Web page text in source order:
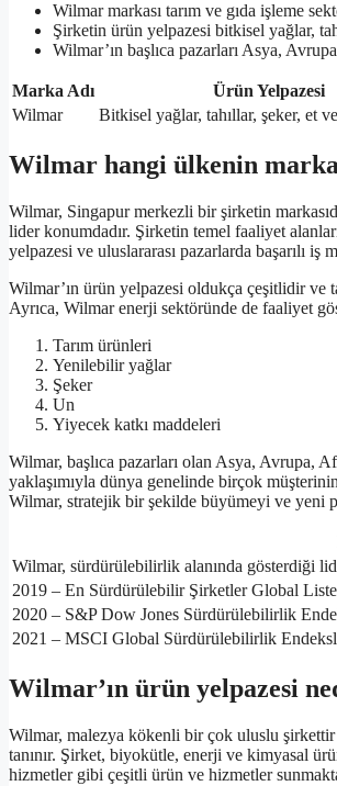
Wilmar markası tarım ve gıda işleme
Şirketin ürün yelpazesi bitkisel yağlar,
Wilmar’ın başlıca pazarları Asya,
Marka Adı Ürün Yelpazesi
Wilmar
Bitkisel yağlar, tahıllar, şeker, et
Wilmar hangi ülkenin
Wilmar, Singapur merkezli bir şirketin
lider konumdadır. Şirketin temel faaliyet
yelpazesi ve uluslararası pazarlarda başarılı iş
Wilmar’ın ürün yelpazesi oldukça çeşitlidir ve
Ayrıca, Wilmar enerji sektöründe de faaliyet
Tarım ürünleri
Yenilebilir yağlar
Şeker
Un
Yiyecek katkı maddeleri
Wilmar, başlıca pazarları olan Asya, Avrupa,
yaklaşımıyla dünya genelinde birçok
Wilmar, stratejik bir şekilde büyümeyi ve yeni
Wilmar, sürdürülebilirlik alanında gösterdiği
2019 – En Sürdürülebilir Şirketler Global
2020 – S&P Dow Jones Sürdürülebilirlik
2021 – MSCI Global Sürdürülebilirlik
Wilmar’ın ürün yelpazesi
Wilmar, malezya kökenli bir çok uluslu
tanınır. Şirket, biyokütle, enerji ve kimyasal
hizmetler gibi çeşitli ürün ve hizmetler